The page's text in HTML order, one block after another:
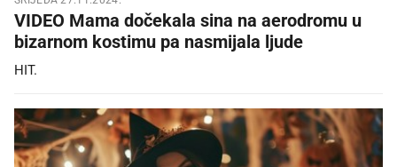
VIDEO Mama dočekala sina na aerodromu u
bizarnom kostimu pa nasmijala ljude
HIT.